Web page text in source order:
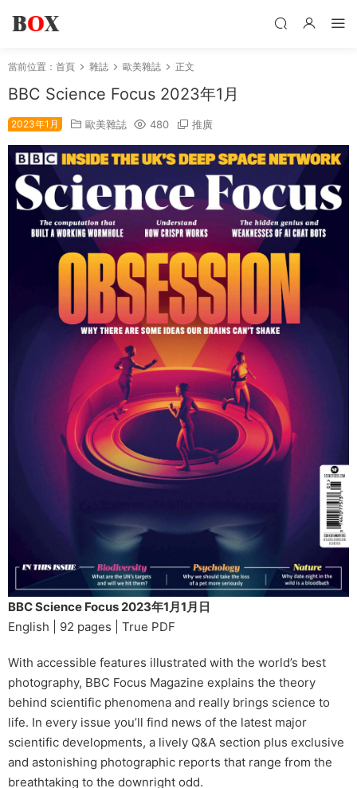
當前位置： 首頁 雜誌 歐美雜誌 正文
BBC Science Focus 2023年1月
2023年1月 歐美雜誌 480 推廣
BBC Science Focus 2023年1月1月日
English | 92 pages | True PDF
With accessible features illustrated with the world’s best
photography, BBC Focus Magazine explains the theory
behind scientific phenomena and really brings science to
life. In every issue you’ll find news of the latest major
scientific developments, a lively Q&A section plus exclusive
and astonishing photographic reports that range from the
breathtaking to the downright odd.